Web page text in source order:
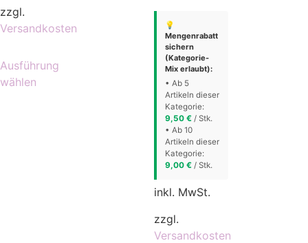
zzgl.
Versandkosten
Ausführung
wählen
💡
Mengenrabatt
sichern
(Kategorie-
Mix erlaubt):
• Ab 5
Artikeln dieser
Kategorie:
9,50 € / Stk.
• Ab 10
Artikeln dieser
Kategorie:
9,00 € / Stk.
inkl. MwSt.
zzgl.
Versandkosten